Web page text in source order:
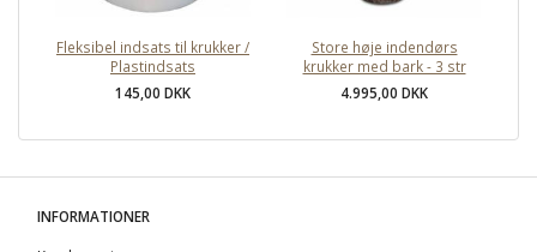
Fleksibel indsats til krukker /
Plastindsats
145,00 DKK
Store høje indendørs
krukker med bark - 3 str
4.995,00 DKK
INFORMATIONER